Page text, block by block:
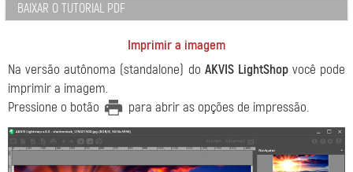
BAIXAR O TUTORIAL PDF
Imprimir a imagem
Na versão autônoma (standalone) do AKVIS LightShopvocê pode
imprimir a imagem.
Pressione o botão
para abrir as opções de impressão.